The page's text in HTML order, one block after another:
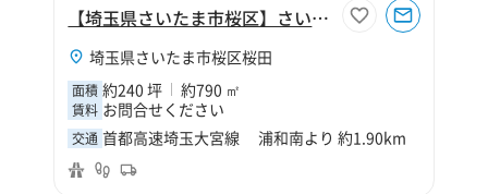
【埼玉県さいたま市桜区】さいたま市桜区桜田1丁目240坪倉庫
埼玉県さいたま市桜区桜田
面積 約240 坪 約790 ㎡
賃料 お問合せください
交通 首都高速埼玉大宮線 浦和南より 約1.90km